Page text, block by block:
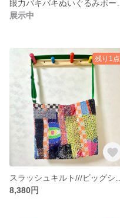
展示中
残り1点
8,380円